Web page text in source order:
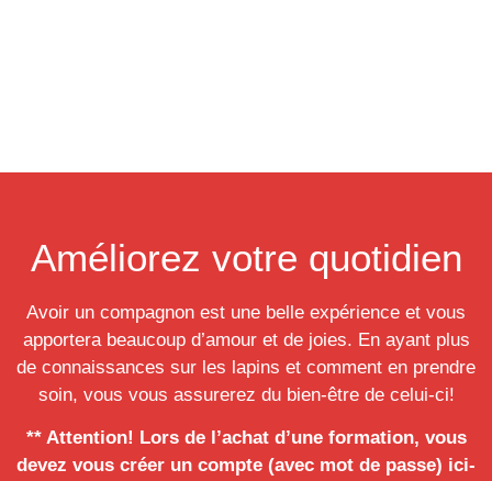
Améliorez votre quotidien
Avoir un compagnon est une belle expérience et vous
apportera beaucoup d’amour et de joies. En ayant plus
de connaissances sur les lapins et comment en prendre
soin, vous vous assurerez du bien-être de celui-ci!
** Attention! Lors de l’achat d’une formation, vous
devez vous créer un compte (avec mot de passe) ici-